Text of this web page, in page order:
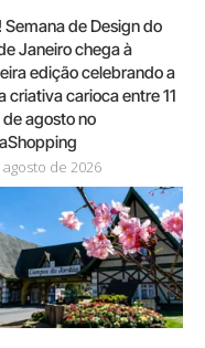
Semana de Design do
Janeiro chega à
edição celebrando a
criativa carioca entre 11
de agosto no
agosto de 2026